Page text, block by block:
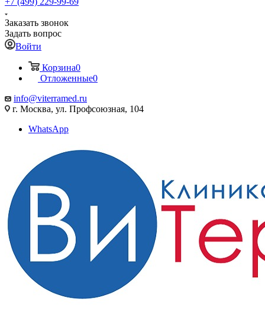
Заказать звонок
Задать вопрос
Войти
Корзина0
Отложенные0
info@viterramed.ru
г. Москва, ул. Профсоюзная, 104
WhatsApp